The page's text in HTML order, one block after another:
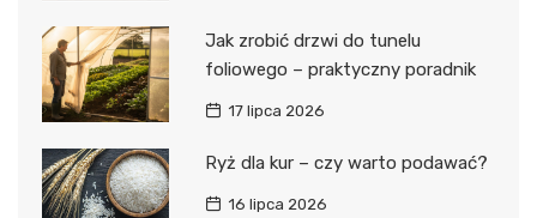
Jak zrobić drzwi do tunelu
foliowego – praktyczny poradnik
17 lipca 2026
Ryż dla kur – czy warto podawać?
16 lipca 2026